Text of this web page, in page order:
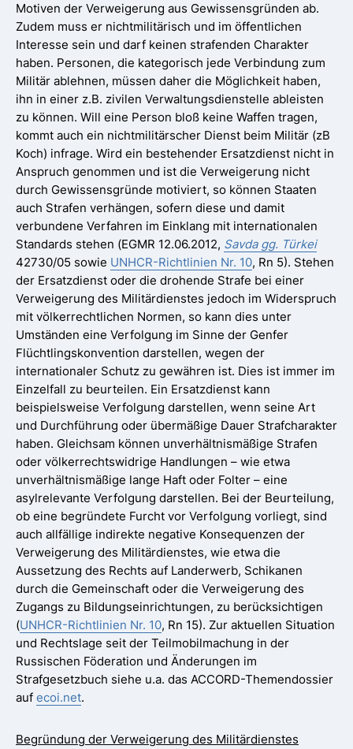
Motiven der Verweigerung aus Gewissensgründen ab.
Zudem muss er nichtmilitärisch und im öffentlichen
Interesse sein und darf keinen strafenden Charakter
haben. Personen, die kategorisch jede Verbindung zum
Militär ablehnen, müssen daher die Möglichkeit haben,
ihn in einer z.B. zivilen Verwaltungsdienstelle ableisten
zu können. Will eine Person bloß keine Waffen tragen,
kommt auch ein nichtmilitärscher Dienst beim Militär (zB
Koch) infrage. Wird ein bestehender Ersatzdienst nicht in
Anspruch genommen und ist die Verweigerung nicht
durch Gewissensgründe motiviert, so können Staaten
auch Strafen verhängen, sofern diese und damit
verbundene Verfahren im Einklang mit internationalen
Standards stehen (EGMR 12.06.2012, Savda gg. Türkei
42730/05 sowie UNHCR-Richtlinien Nr. 10, Rn 5). Stehen
der Ersatzdienst oder die drohende Strafe bei einer
Verweigerung des Militärdienstes jedoch im Widerspruch
mit völkerrechtlichen Normen, so kann dies unter
Umständen eine Verfolgung im Sinne der Genfer
Flüchtlingskonvention darstellen, wegen der
internationaler Schutz zu gewähren ist. Dies ist immer im
Einzelfall zu beurteilen. Ein Ersatzdienst kann
beispielsweise Verfolgung darstellen, wenn seine Art
und Durchführung oder übermäßige Dauer Strafcharakter
haben. Gleichsam können unverhältnismäßige Strafen
oder völkerrechtswidrige Handlungen – wie etwa
unverhältnismäßige lange Haft oder Folter – eine
asylrelevante Verfolgung darstellen. Bei der Beurteilung,
ob eine begründete Furcht vor Verfolgung vorliegt, sind
auch allfällige indirekte negative Konsequenzen der
Verweigerung des Militärdienstes, wie etwa die
Aussetzung des Rechts auf Landerwerb, Schikanen
durch die Gemeinschaft oder die Verweigerung des
Zugangs zu Bildungseinrichtungen, zu berücksichtigen
(UNHCR-Richtlinien Nr. 10, Rn 15). Zur aktuellen Situation
und Rechtslage seit der Teilmobilmachung in der
Russischen Föderation und Änderungen im
Strafgesetzbuch siehe u.a. das ACCORD-Themendossier
auf ecoi.net.
Begründung der Verweigerung des Militärdienstes